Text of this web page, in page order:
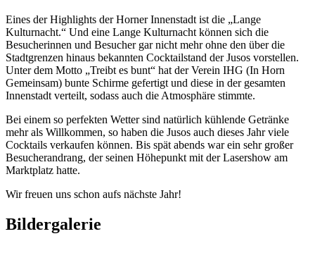
Eines der Highlights der Horner Innenstadt ist die „Lange
Kulturnacht.“ Und eine Lange Kulturnacht können sich die
Besucherinnen und Besucher gar nicht mehr ohne den über die
Stadtgrenzen hinaus bekannten Cocktailstand der Jusos vorstellen.
Unter dem Motto „Treibt es bunt“ hat der Verein IHG (In Horn
Gemeinsam) bunte Schirme gefertigt und diese in der gesamten
Innenstadt verteilt, sodass auch die Atmosphäre stimmte.
Bei einem so perfekten Wetter sind natürlich kühlende Getränke
mehr als Willkommen, so haben die Jusos auch dieses Jahr viele
Cocktails verkaufen können. Bis spät abends war ein sehr großer
Besucherandrang, der seinen Höhepunkt mit der Lasershow am
Marktplatz hatte.
Wir freuen uns schon aufs nächste Jahr!
Bildergalerie